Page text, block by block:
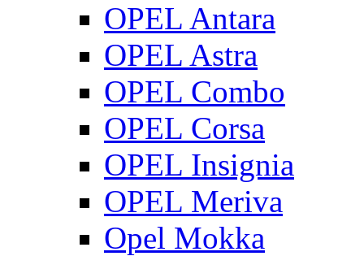
OPEL Antara
OPEL Astra
OPEL Combo
OPEL Corsa
OPEL Insignia
OPEL Meriva
Opel Mokka